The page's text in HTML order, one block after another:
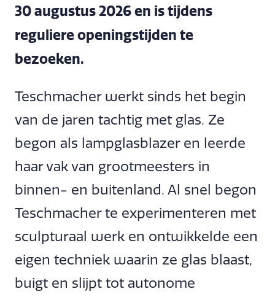
30 augustus 2026 en is tijdens
reguliere openingstijden te
bezoeken.
Teschmacher werkt sinds het begin
van de jaren tachtig met glas. Ze
begon als lampglasblazer en leerde
haar vak van grootmeesters in
binnen- en buitenland. Al snel begon
Teschmacher te experimenteren met
sculpturaal werk en ontwikkelde een
eigen techniek waarin ze glas blaast,
buigt en slijpt tot autonome